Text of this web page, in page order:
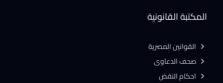
المكتبة القانونية
القوانين المصرية
صحف الدعاوى
احكام النقض